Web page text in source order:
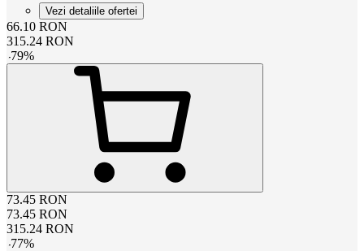
Vezi detaliile ofertei
66.10 RON
315.24 RON
-79%
73.45 RON
73.45 RON
315.24 RON
-77%